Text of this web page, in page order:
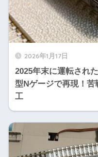
2026年1月17日
2025年末に運転され
型Nゲージで再現！苦
工